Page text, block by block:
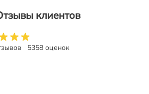
клиентов
5358 оценок